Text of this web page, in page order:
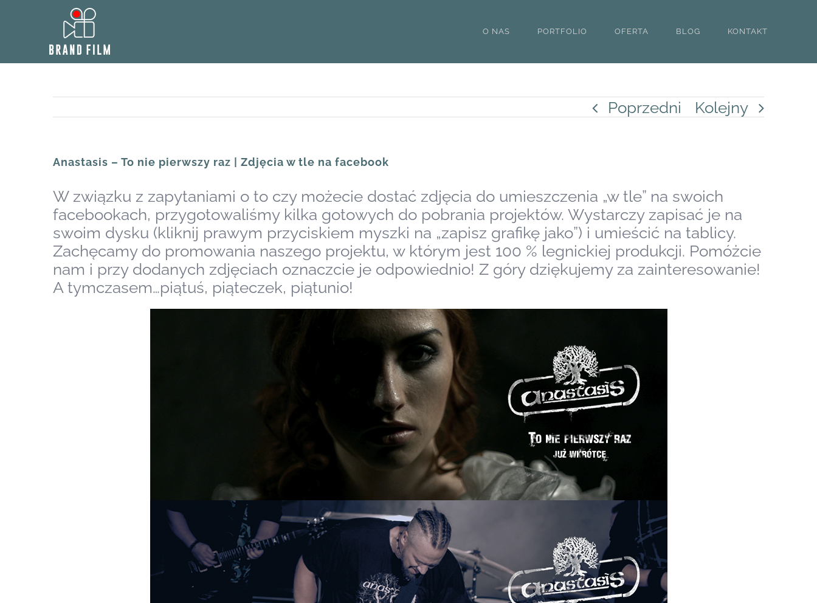
content
O NAS PORTFOLIO OFERTA BLOG KONTAKT
Poprzedni Kolejny
Anastasis – To nie pierwszy raz | Zdjęcia w tle na facebook
W związku z zapytaniami o to czy możecie dostać zdjęcia do umieszczenia „w tle” na swoich
facebookach, przygotowaliśmy kilka gotowych do pobrania projektów. Wystarczy zapisać je na
swoim dysku (kliknij prawym przyciskiem myszki na „zapisz grafikę jako”) i umieścić na tablicy.
Zachęcamy do promowania naszego projektu, w którym jest 100 % legnickiej produkcji. Pomóżcie
nam i przy dodanych zdjęciach oznaczcie je odpowiednio! Z góry dziękujemy za zainteresowanie!
A tymczasem…piątuś, piąteczek, piątunio!